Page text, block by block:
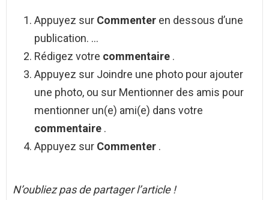
Appuyez sur Commenter en dessous d’une
publication. …
Rédigez votre commentaire .
Appuyez sur Joindre une photo pour ajouter
une photo, ou sur Mentionner des amis pour
mentionner un(e) ami(e) dans votre
commentaire .
Appuyez sur Commenter .
N’oubliez pas de partager l’article !